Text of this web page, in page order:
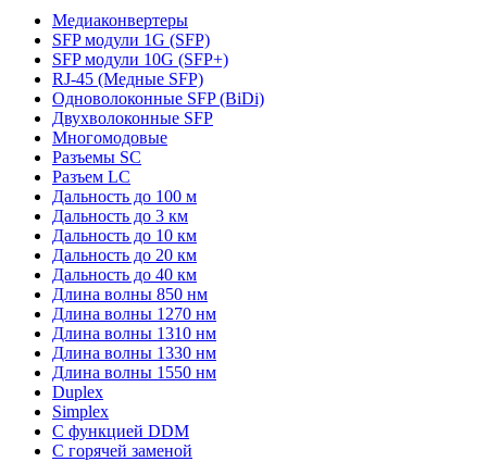
Медиаконвертеры
SFP модули 1G (SFP)
SFP модули 10G (SFP+)
RJ-45 (Медные SFP)
Одноволоконные SFP (BiDi)
Двухволоконные SFP
Многомодовые
Разъемы SC
Разъем LC
Дальность до 100 м
Дальность до 3 км
Дальность до 10 км
Дальность до 20 км
Дальность до 40 км
Длина волны 850 нм
Длина волны 1270 нм
Длина волны 1310 нм
Длина волны 1330 нм
Длина волны 1550 нм
Duplex
Simplex
С функцией DDM
С горячей заменой